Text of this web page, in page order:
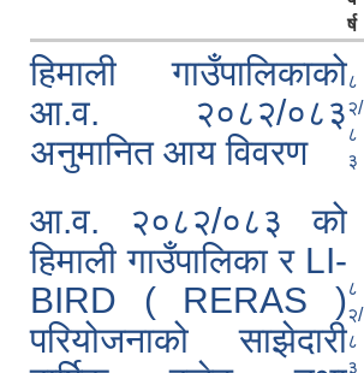
र्ष
हिमाली गाउँपालिकाको
आ.व. २०८२/०८३
अनुमानित आय विवरण
८
२/
८
३
आ.व. २०८२/०८३ को
हिमाली गाउँपालिका र LI-
BIRD ( RERAS )
परियोजनाको साझेदारी
८
२/
८
३